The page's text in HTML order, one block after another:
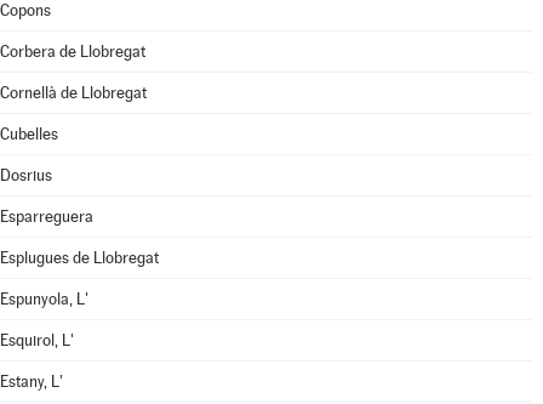
Copons
Corbera de Llobregat
Cornellà de Llobregat
Cubelles
Dosrius
Esparreguera
Esplugues de Llobregat
Espunyola, L'
Esquirol, L'
Estany, L'